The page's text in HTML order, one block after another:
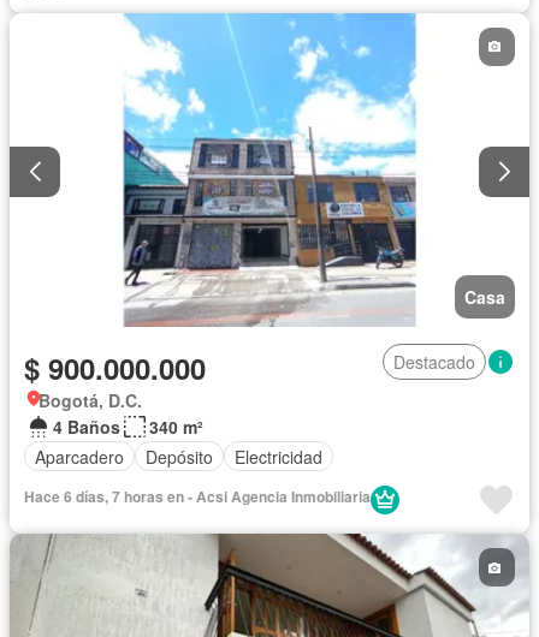
Casa
$ 900.000.000
Destacado
Bogotá, D.C.
4 Baños
340 m²
Aparcadero
Depósito Electricidad
Hace 6 días, 7 horas en - Acsi Agencia Inmobiliaria